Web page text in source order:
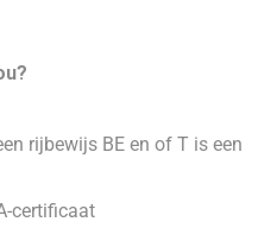
rijbewijs BE en of T is een
certificaat